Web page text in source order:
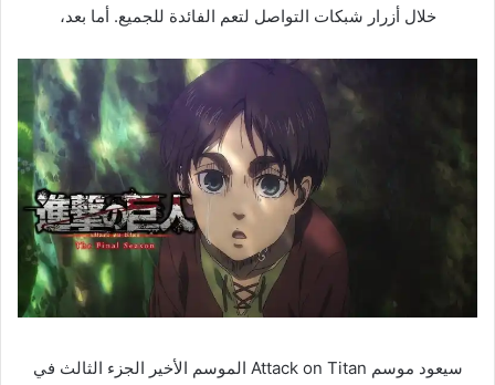
خلال أزرار شبكات التواصل لتعم الفائدة للجميع. أما بعد،
سيعود موسم Attack on Titan الموسم الأخير الجزء الثالث في